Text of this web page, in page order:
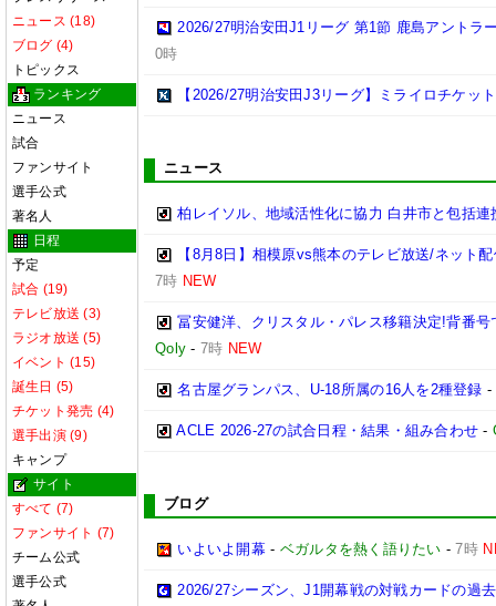
ニュース (18)
ブログ (4)
トピックス
ランキング
ニュース
試合
ファンサイト
選手公式
著名人
日程
予定
試合 (19)
テレビ放送 (3)
ラジオ放送 (5)
イベント (15)
誕生日 (5)
チケット発売 (4)
選手出演 (9)
キャンプ
サイト
すべて (7)
ファンサイト (7)
チーム公式
選手公式
2026/27明治安田J1リーグ 第1節 鹿島アントラ
0時
【2026/27明治安田J3リーグ】ミライロチケッ
ニュース
柏レイソル、地域活性化に協力 白井市と包括連
【8月8日】相模原vs熊本のテレビ放送/ネット
7時 NEW
冨安健洋、クリスタル・パレス移籍決定!背番
Qoly - 7時 NEW
名古屋グランパス、U-18所属の16人を2種登録 -
ACLE 2026-27の試合日程・結果・組み合わせ -
ブログ
いよいよ開幕- ベガルタを熱く語りたい -7時
2026/27シーズン、J1開幕戦の対戦カードの過